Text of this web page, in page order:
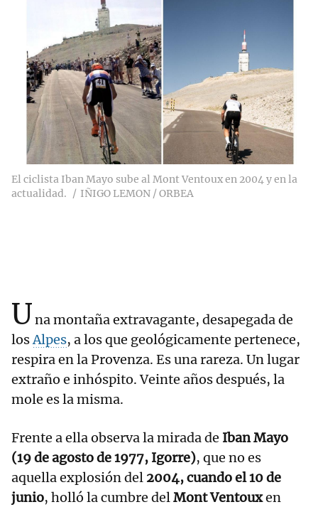
El ciclista Iban Mayo sube al Mont Ventoux en 2004 y en la
actualidad.
IÑIGO LEMON / ORBEA
Una montaña extravagante, desapegada de
losAlpes, a los que geológicamente pertenece,
respira en la Provenza. Es una rareza. Un lugar
extraño e inhóspito. Veinte años después, la
mole es la misma.
Frente a ella observa la mirada de Iban Mayo
(19 de agosto de 1977, Igorre), que no es
aquella explosión del 2004, cuando el 10 de
junio, holló la cumbre delMontVentouxen